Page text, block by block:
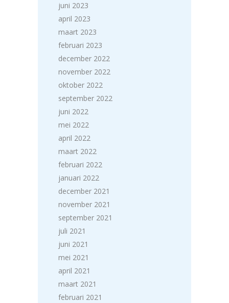
juni 2023
april 2023
maart 2023
februari 2023
december 2022
november 2022
oktober 2022
september 2022
juni 2022
mei 2022
april 2022
maart 2022
februari 2022
januari 2022
december 2021
november 2021
september 2021
juli 2021
juni 2021
mei 2021
april 2021
maart 2021
februari 2021